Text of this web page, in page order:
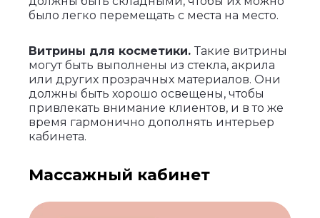
было легко перемещать с места на место.
Витрины для косметики.Такие витрины
могут быть выполнены из стекла, акрила
или других прозрачных материалов. Они
должны быть хорошо освещены, чтобы
привлекать внимание клиентов, и в то же
время гармонично дополнять интерьер
кабинета.
Массажный кабинет